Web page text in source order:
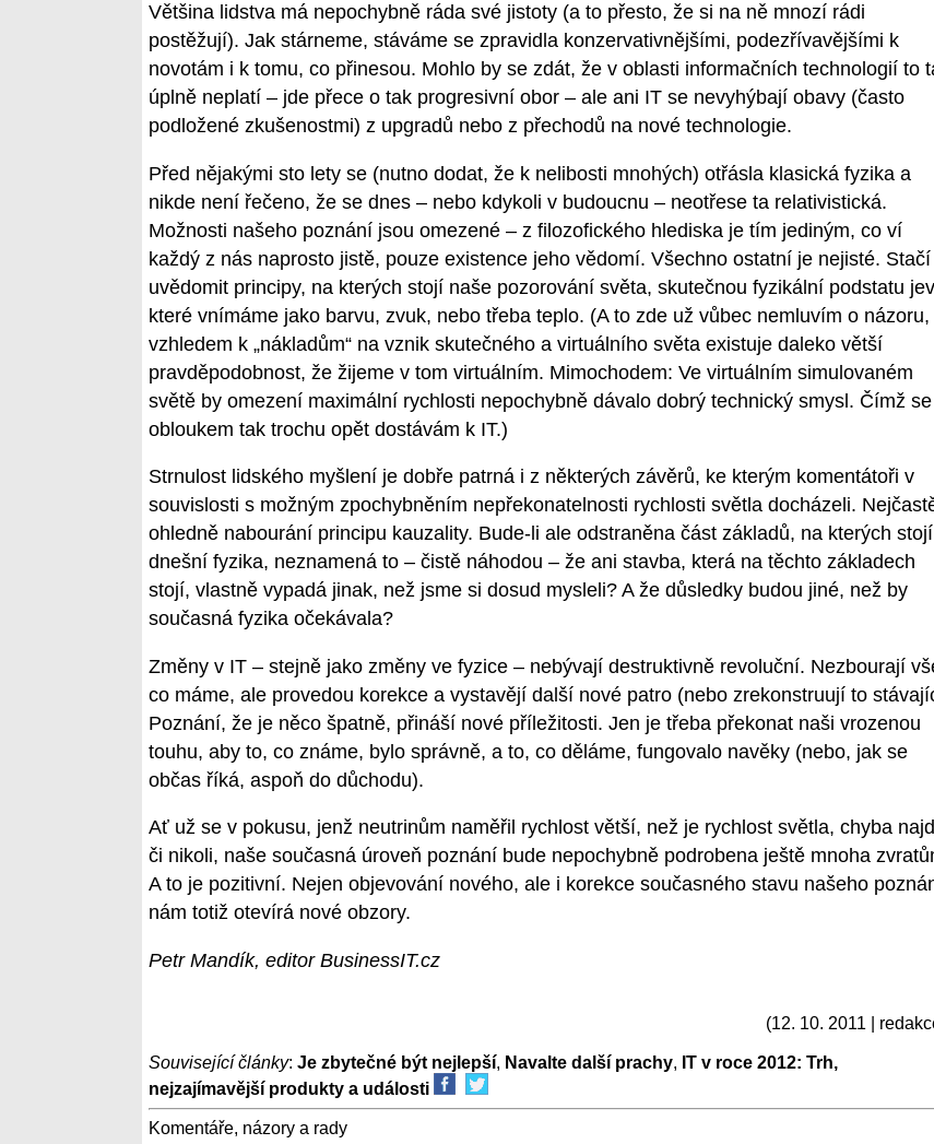
Většina lidstva má nepochybně ráda své jistoty (a to přesto, že si na ně mnozí rádi
postěžují). Jak stárneme, stáváme se zpravidla konzervativnějšími, podezřívavějšími k
novotám i k tomu, co přinesou. Mohlo by se zdát, že v oblasti informačních technologií to
úplně neplatí – jde přece o tak progresivní obor – ale ani IT se nevyhýbají obavy (často
podložené zkušenostmi) z upgradů nebo z přechodů na nové technologie.
Před nějakými sto lety se (nutno dodat, že k nelibosti mnohých) otřásla klasická fyzika a
nikde není řečeno, že se dnes – nebo kdykoli v budoucnu – neotřese ta relativistická.
Možnosti našeho poznání jsou omezené – z filozofického hlediska je tím jediným, co ví
každý z nás naprosto jistě, pouze existence jeho vědomí. Všechno ostatní je nejisté. Stačí
uvědomit principy, na kterých stojí naše pozorování světa, skutečnou fyzikální podstatu
které vnímáme jako barvu, zvuk, nebo třeba teplo. (A to zde už vůbec nemluvím o názoru,
vzhledem k „nákladům“ na vznik skutečného a virtuálního světa existuje daleko větší
pravděpodobnost, že žijeme v tom virtuálním. Mimochodem: Ve virtuálním simulovaném
světě by omezení maximální rychlosti nepochybně dávalo dobrý technický smysl. Čímž se
obloukem tak trochu opět dostávám k IT.)
Strnulost lidského myšlení je dobře patrná i z některých závěrů, ke kterým komentátoři v
souvislosti s možným zpochybněním nepřekonatelnosti rychlosti světla docházeli.
ohledně nabourání principu kauzality. Bude-li ale odstraněna část základů, na kterých stojí
dnešní fyzika, neznamená to – čistě náhodou – že ani stavba, která na těchto základech
stojí, vlastně vypadá jinak, než jsme si dosud mysleli? A že důsledky budou jiné, než by
současná fyzika očekávala?
Změny v IT – stejně jako změny ve fyzice – nebývají destruktivně revoluční. Nezbourají
co máme, ale provedou korekce a vystavějí další nové patro (nebo zrekonstruují to
Poznání, že je něco špatně, přináší nové příležitosti. Jen je třeba překonat naši vrozenou
touhu, aby to, co známe, bylo správně, a to, co děláme, fungovalo navěky (nebo, jak se
občas říká, aspoň do důchodu).
Ať už se v pokusu, jenž neutrinům naměřil rychlost větší, než je rychlost světla, chyba
či nikoli, naše současná úroveň poznání bude nepochybně podrobena ještě mnoha
A to je pozitivní. Nejen objevování nového, ale i korekce současného stavu našeho
nám totiž otevírá nové obzory.
Petr Mandík, editor BusinessIT.cz
(12. 10. 2011 |
Související články: Je zbytečné být nejlepší, Navalte další prachy, IT v roce 2012: Trh,
nejzajímavější produkty a události
Komentáře, názory a rady